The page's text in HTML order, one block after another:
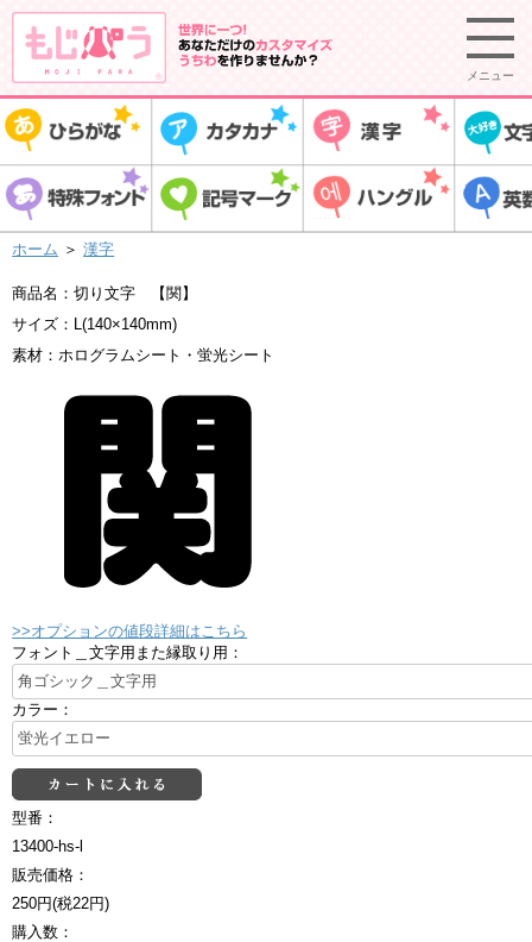
メニュー
ホーム ＞ 漢字
商品名：切り文字 【関】
サイズ：L(140×140mm)
素材：ホログラムシート・蛍光シート
>>オプションの値段詳細はこちら
フォント＿文字用また縁取り用：
カラー：
型番：
13400-hs-l
販売価格：
250円(税22円)
購入数：